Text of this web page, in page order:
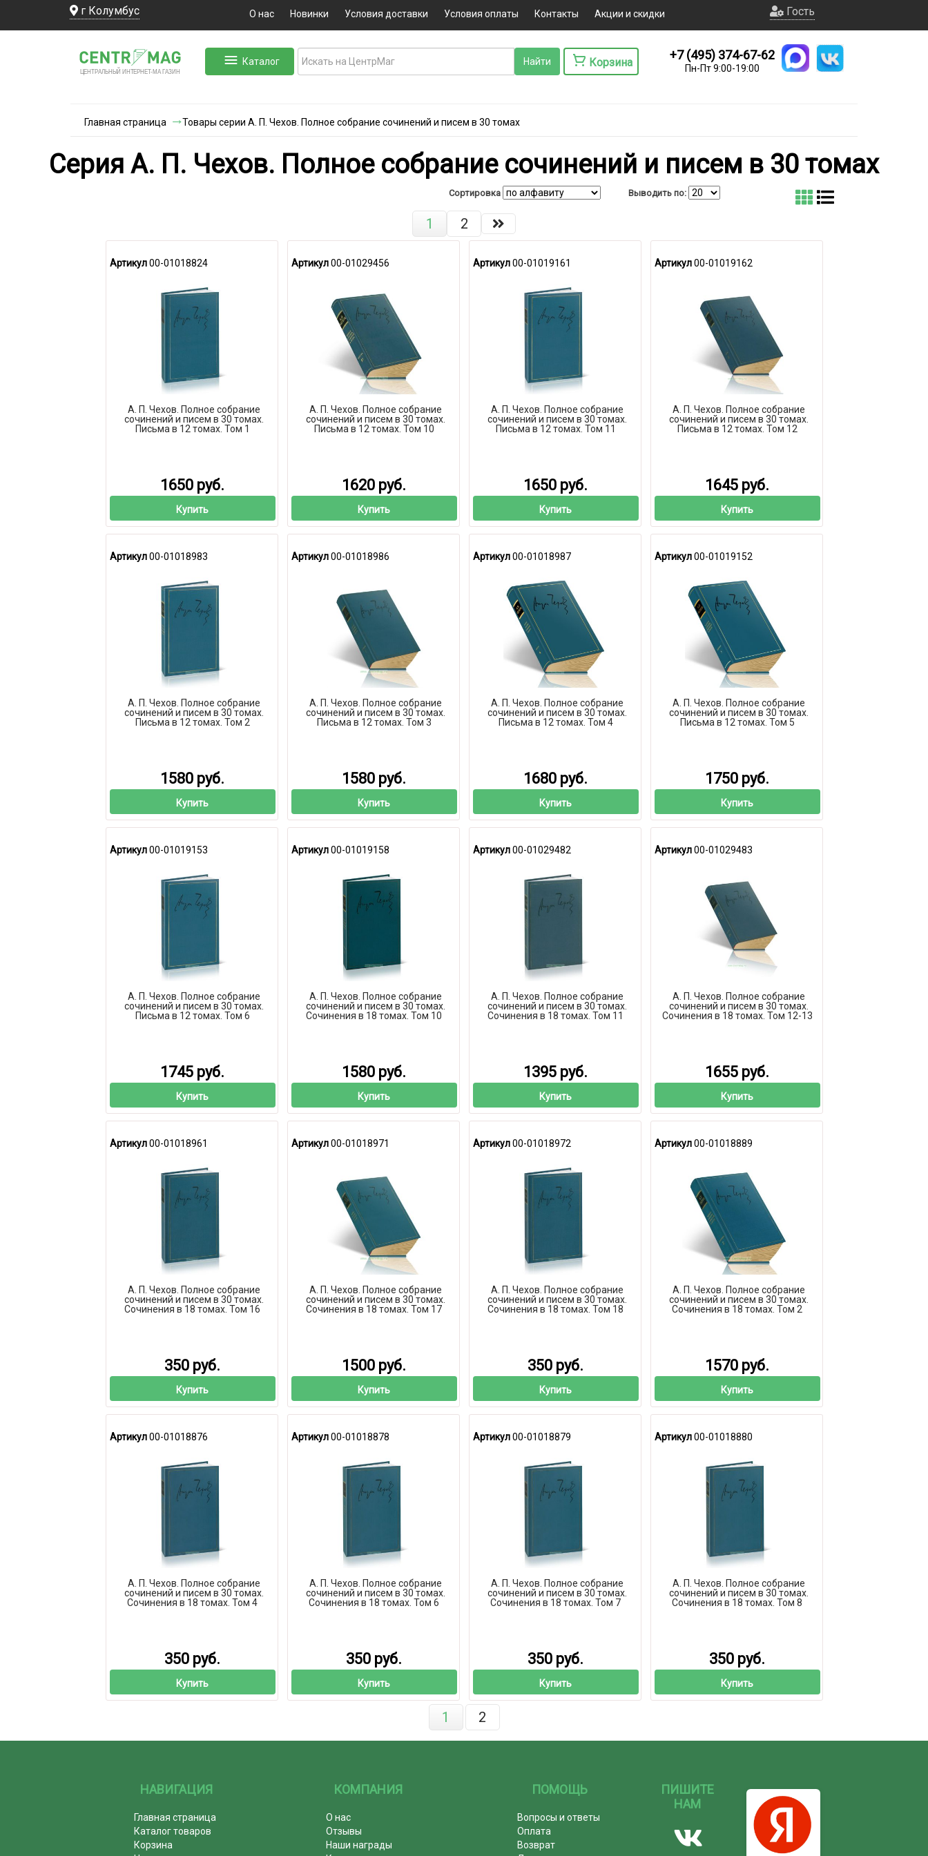
г Колумбус О нас Новинки Условия доставки Условия оплаты Контакты Акции и скидки Гость
ЦЕНТРАЛЬНЫЙ ИНТЕРНЕТ-МА ГАЗИН
Каталог Корзина
+7 (495) 374-67-62
Пн-Пт 9:00-19:00
Главная страница Товары серии А. П. Чехов. Полное собрание сочинений и писем в 30 томах
Cерия А. П. Чехов. Полное собрание сочинений и писем в 30 томах
Сортировка Выводить по:
1 2
Артикул00-01018824
А. П. Чехов. Полное собрание
сочинений и писем в 30 томах.
Письма в 12 томах. Том 1
1650 руб.
Купить
Артикул00-01029456
А. П. Чехов. Полное собрание
сочинений и писем в 30 томах.
Письма в 12 томах. Том 10
1620 руб.
Купить
Артикул00-01019161
А. П. Чехов. Полное собрание
сочинений и писем в 30 томах.
Письма в 12 томах. Том 11
1650 руб.
Купить
Артикул00-01019162
А. П. Чехов. Полное собрание
сочинений и писем в 30 томах.
Письма в 12 томах. Том 12
1645 руб.
Купить
Артикул00-01018983
А. П. Чехов. Полное собрание
сочинений и писем в 30 томах.
Письма в 12 томах. Том 2
1580 руб.
Купить
Артикул00-01018986
А. П. Чехов. Полное собрание
сочинений и писем в 30 томах.
Письма в 12 томах. Том 3
1580 руб.
Купить
Артикул00-01018987
А. П. Чехов. Полное собрание
сочинений и писем в 30 томах.
Письма в 12 томах. Том 4
1680 руб.
Купить
Артикул00-01019152
А. П. Чехов. Полное собрание
сочинений и писем в 30 томах.
Письма в 12 томах. Том 5
1750 руб.
Купить
Артикул00-01019153
А. П. Чехов. Полное собрание
сочинений и писем в 30 томах.
Письма в 12 томах. Том 6
1745 руб.
Купить
Артикул00-01019158
А. П. Чехов. Полное собрание
сочинений и писем в 30 томах.
Сочинения в 18 томах. Том 10
1580 руб.
Купить
Артикул00-01029482
А. П. Чехов. Полное собрание
сочинений и писем в 30 томах.
Сочинения в 18 томах. Том 11
1395 руб.
Купить
Артикул00-01029483
А. П. Чехов. Полное собрание
сочинений и писем в 30 томах.
Сочинения в 18 томах. Том 12-13
1655 руб.
Купить
Артикул00-01018961
А. П. Чехов. Полное собрание
сочинений и писем в 30 томах.
Сочинения в 18 томах. Том 16
350 руб.
Купить
Артикул00-01018971
А. П. Чехов. Полное собрание
сочинений и писем в 30 томах.
Сочинения в 18 томах. Том 17
1500 руб.
Купить
Артикул00-01018972
А. П. Чехов. Полное собрание
сочинений и писем в 30 томах.
Сочинения в 18 томах. Том 18
350 руб.
Купить
Артикул00-01018889
А. П. Чехов. Полное собрание
сочинений и писем в 30 томах.
Сочинения в 18 томах. Том 2
1570 руб.
Купить
Артикул00-01018876
А. П. Чехов. Полное собрание
сочинений и писем в 30 томах.
Сочинения в 18 томах. Том 4
350 руб.
Купить
Артикул00-01018878
А. П. Чехов. Полное собрание
сочинений и писем в 30 томах.
Сочинения в 18 томах. Том 6
350 руб.
Купить
Артикул00-01018879
А. П. Чехов. Полное собрание
сочинений и писем в 30 томах.
Сочинения в 18 томах. Том 7
350 руб.
Купить
Артикул00-01018880
А. П. Чехов. Полное собрание
сочинений и писем в 30 томах.
Сочинения в 18 томах. Том 8
350 руб.
Купить
1 2
НАВИГАЦИЯ
Главная страница
Каталог товаров
Корзина
КОМПАНИЯ
О нас
Отзывы
Наши награды
ПОМОЩЬ
Вопросы и ответы
Оплата
Возврат
ПИШИТЕ
НАМ